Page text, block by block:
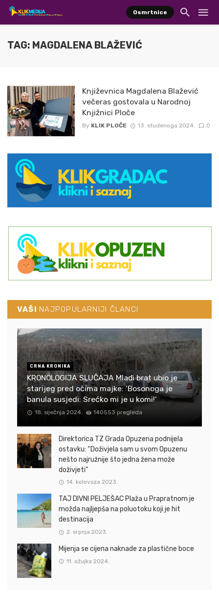
Osmrtnice
TAG: MAGDALENA BLAŽEVIĆ
Književnica Magdalena Blažević
večeras gostovala u Narodnoj
Knjižnici Ploče
By KLIK PLOČE 13. studenoga 2024. 0
VAŠI NAJPOPULARNIJI ČLANCI
CRNA KRONIKA
KRONOLOGIJA SLUČAJA Mlađi brat ubio je
starijeg pred očima majke: ‘Bosonoga je
banula susjedi: Srećko mi je u komi!‘
18. siječnja 2024. 140553 pregleda
Direktorica TZ Grada Opuzena podnijela
ostavku: “Doživjela sam u svom Opuzenu
nešto najružnije što jedna žena može
doživjeti”
14. kolovoza 2023.
TAJ DIVNI PELJEŠAC Plaža u Prapratnom je
možda najljepša na poluotoku koji je hit
destinacija
2. srpnja 2023.
Mijenja se cijena naknade za plastične boce
11. ožujka 2024.